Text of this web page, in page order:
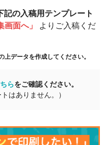
記の入稿用テンプレート
画面へ」
よりご入稿くだ
データを作成してください。
らをご確認ください。
はありません。）